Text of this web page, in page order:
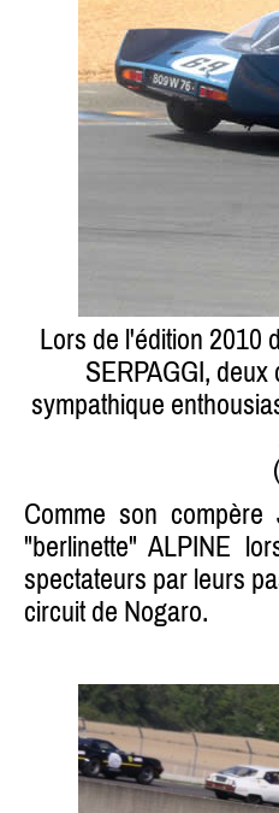
Lors de l'édition 2010
SERPAGGI,
sympathique
Comme son compère
"berlinette" ALPINE
spectateurs par leurs
circuit de Nogaro.